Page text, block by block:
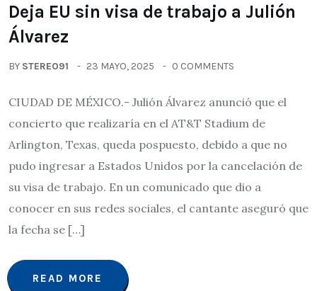
Deja EU sin visa de trabajo a Julión
Álvarez
BY STEREO91 23 MAYO, 2025 0 COMMENTS
CIUDAD DE MÉXICO.- Julión Álvarez anunció que el
concierto que realizaría en el AT&T Stadium de
Arlington, Texas, queda pospuesto, debido a que no
pudo ingresar a Estados Unidos por la cancelación de
su visa de trabajo. En un comunicado que dio a
conocer en sus redes sociales, el cantante aseguró que
la fecha se […]
READ MORE